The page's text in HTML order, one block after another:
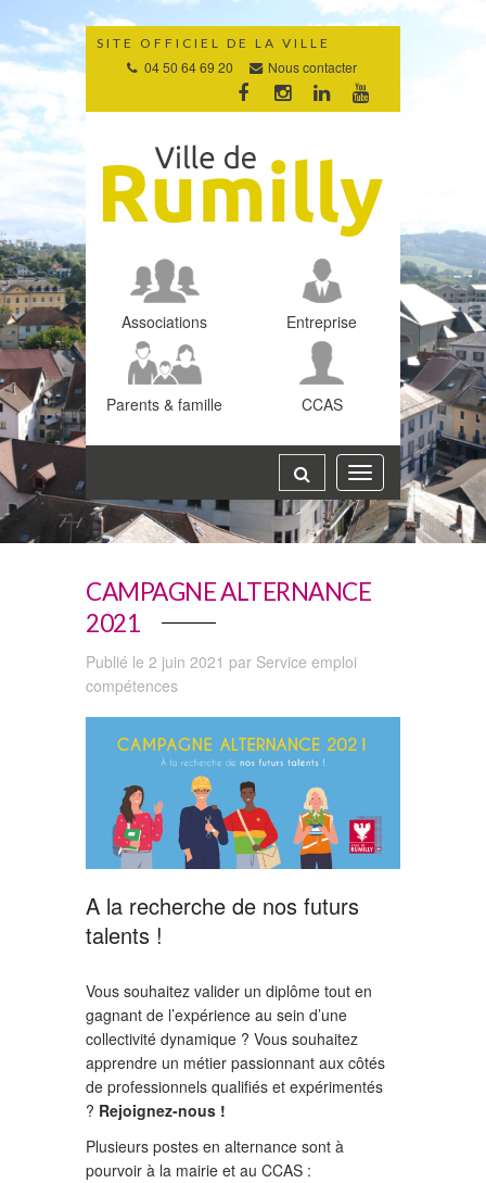
Gestion des traceurs
SITE OFFICIEL DE LA VILLE
04 50 64 69 20 Nous contacter
Lien
vers
compte
Facebook
Lien
vers
compte
Instagram
Lien
vers
compte
Linkedin
vers
Youtube
Associations Entreprise
Parents & famille CCAS
Toggle
navigation
CAMPAGNE ALTERNANCE
2021
Publié le 2 juin 2021 par Service emploi
compétences
A la recherche de nos futurs
talents !
Vous souhaitez valider un diplôme tout en
gagnant de l’expérience au sein d’une
collectivité dynamique ? Vous souhaitez
apprendre un métier passionnant aux côtés
de professionnels qualifiés et expérimentés
? Rejoignez-nous !
Plusieurs postes en alternance sont à
pourvoir à la mairie et au CCAS :